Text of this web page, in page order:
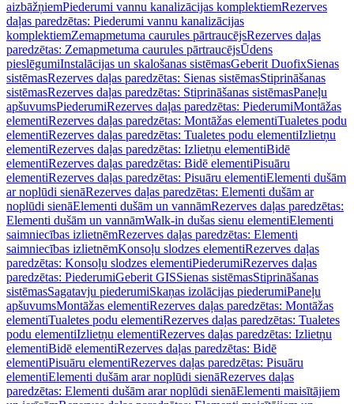
aizbāžņiemPiederumi vannu kanalizācijas komplektiemRezerves
daļas paredzētas: Piederumi vannu kanalizācijas
komplektiemZemapmetuma caurules pārtraucējsRezerves daļas
paredzētas: Zemapmetuma caurules pārtraucējsŪdens
pieslēgumiInstalācijas un skalošanas sistēmasGeberit DuofixSienas
sistēmasRezerves daļas paredzētas: Sienas sistēmasStiprināšanas
sistēmasRezerves daļas paredzētas: Stiprināšanas sistēmasPaneļu
apšuvumsPiederumiRezerves daļas paredzētas: PiederumiMontāžas
elementiRezerves daļas paredzētas: Montāžas elementiTualetes podu
elementiRezerves daļas paredzētas: Tualetes podu elementiIzlietņu
elementiRezerves daļas paredzētas: Izlietņu elementiBidē
elementiRezerves daļas paredzētas: Bidē elementiPisuāru
elementiRezerves daļas paredzētas: Pisuāru elementiElementi dušām
ar noplūdi sienāRezerves daļas paredzētas: Elementi dušām ar
noplūdi sienāElementi dušām un vannāmRezerves daļas paredzētas:
Elementi dušām un vannāmWalk-in dušas sienu elementiElementi
saimniecības izlietnēmRezerves daļas paredzētas: Elementi
saimniecības izlietnēmKonsoļu slodzes elementiRezerves daļas
paredzētas: Konsoļu slodzes elementiPiederumiRezerves daļas
paredzētas: PiederumiGeberit GISSienas sistēmasStiprināšanas
sistēmasSagatavju piederumiSkaņas izolācijas piederumiPaneļu
apšuvumsMontāžas elementiRezerves daļas paredzētas: Montāžas
elementiTualetes podu elementiRezerves daļas paredzētas: Tualetes
podu elementiIzlietņu elementiRezerves daļas paredzētas: Izlietņu
elementiBidē elementiRezerves daļas paredzētas: Bidē
elementiPisuāru elementiRezerves daļas paredzētas: Pisuāru
elementiElementi dušām arar noplūdi sienāRezerves daļas
paredzētas: Elementi dušām arar noplūdi sienāElementi maisītājiem